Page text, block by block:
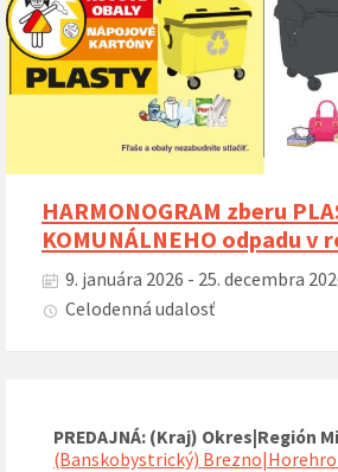
HARMONOGRAM zberu
KOMUNÁLNEHO odpadu v
9. januára 2026 - 25. decembra
Celodenná udalosť
PREDAJNÁ: (Kraj) Okres|Región
(Banskobystrický)